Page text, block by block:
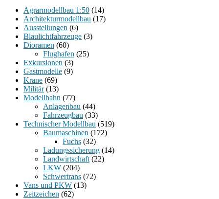
Agrarmodellbau 1:50 (14)
Architekturmodellbau (17)
Ausstellungen (6)
Blaulichtfahrzeuge (3)
Dioramen (60)
Flughafen (25)
Exkursionen (3)
Gastmodelle (9)
Krane (69)
Militär(13)
Modellbahn (77)
Anlagenbau (44)
Fahrzeugbau (33)
Technischer Modellbau (519)
Baumaschinen (172)
Fuchs (32)
Ladungssicherung (14)
Landwirtschaft (22)
LKW (204)
Schwertrans (72)
Vans und PKW (13)
Zeitzeichen (62)